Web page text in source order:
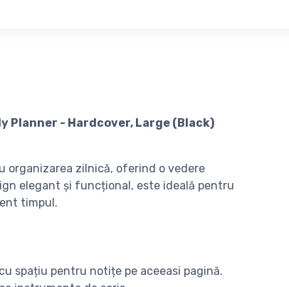
Planner - Hardcover, Large (Black)
organizarea zilnică, oferind o vedere
elegant și funcțional, este ideală pentru
timpul.
spațiu pentru notițe pe aceeasi pagină.